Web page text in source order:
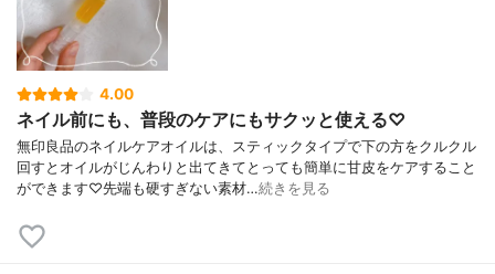
4.00
ネイル前にも、普段のケアにもサクッと使える♡
無印良品のネイルケアオイルは、スティックタイプで下の方をクルクル
回すとオイルがじんわりと出てきてとっても簡単に甘皮をケアすること
ができます♡先端も硬すぎない素材…続きを見る